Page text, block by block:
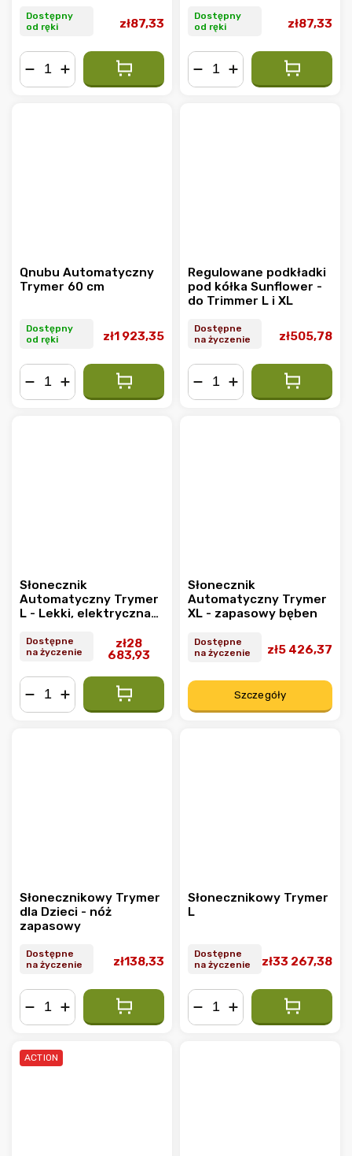
Dostępny
od ręki
zł87,33
Dostępny
od ręki
zł87,33
Qnubu Automatyczny
Trymer 60 cm
Dostępny
od ręki
zł1 923,35
Regulowane podkładki
pod kółka Sunflower -
do Trimmer L i XL
Dostępne
na życzenie
zł505,78
Słonecznik
Automatyczny Trymer
L - Lekki, elektryczna
Dostępne
na życzenie
zł28
683,93
Słonecznik
Automatyczny Trymer
XL - zapasowy bęben
Dostępne
na życzenie
zł5 426,37
Szczegóły
Słonecznikowy Trymer
dla Dzieci - nóż
zapasowy
Dostępne
na życzenie
zł138,33
Słonecznikowy Trymer
L
Dostępne
na życzenie
zł33 267,38
ACTION